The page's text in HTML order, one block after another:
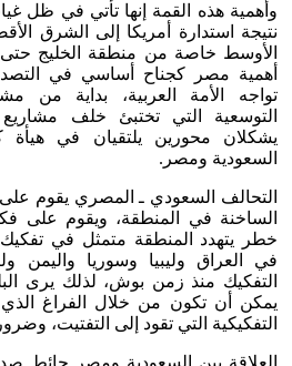
وأهمية هذه القمة إنها تأتي في ظل
نتيجة استدارة أمريكا إلى الشرق
الأوسط خاصة من منطقة الخليج حتى
أهمية مصر كجناح أساسي في
تواجه الأمة العربية، بداية من
التوسعية التي تختبئ خلف مشاريع
يشكلان محورين يلتقيان في
السعودية ومصر.
التحالف السعودي ـ المصري يقوم على
الساخنة في المنطقة، ويقوم على
خطر يتهدد المنطقة متمثل في
في العراق وليبيا وسوريا واليمن
التفكيك منذ زمن بوش، لذلك يرى
يمكن أن تكون من خلال الفراغ الذي
التفكيكية التي تقود إلى التفتيت،